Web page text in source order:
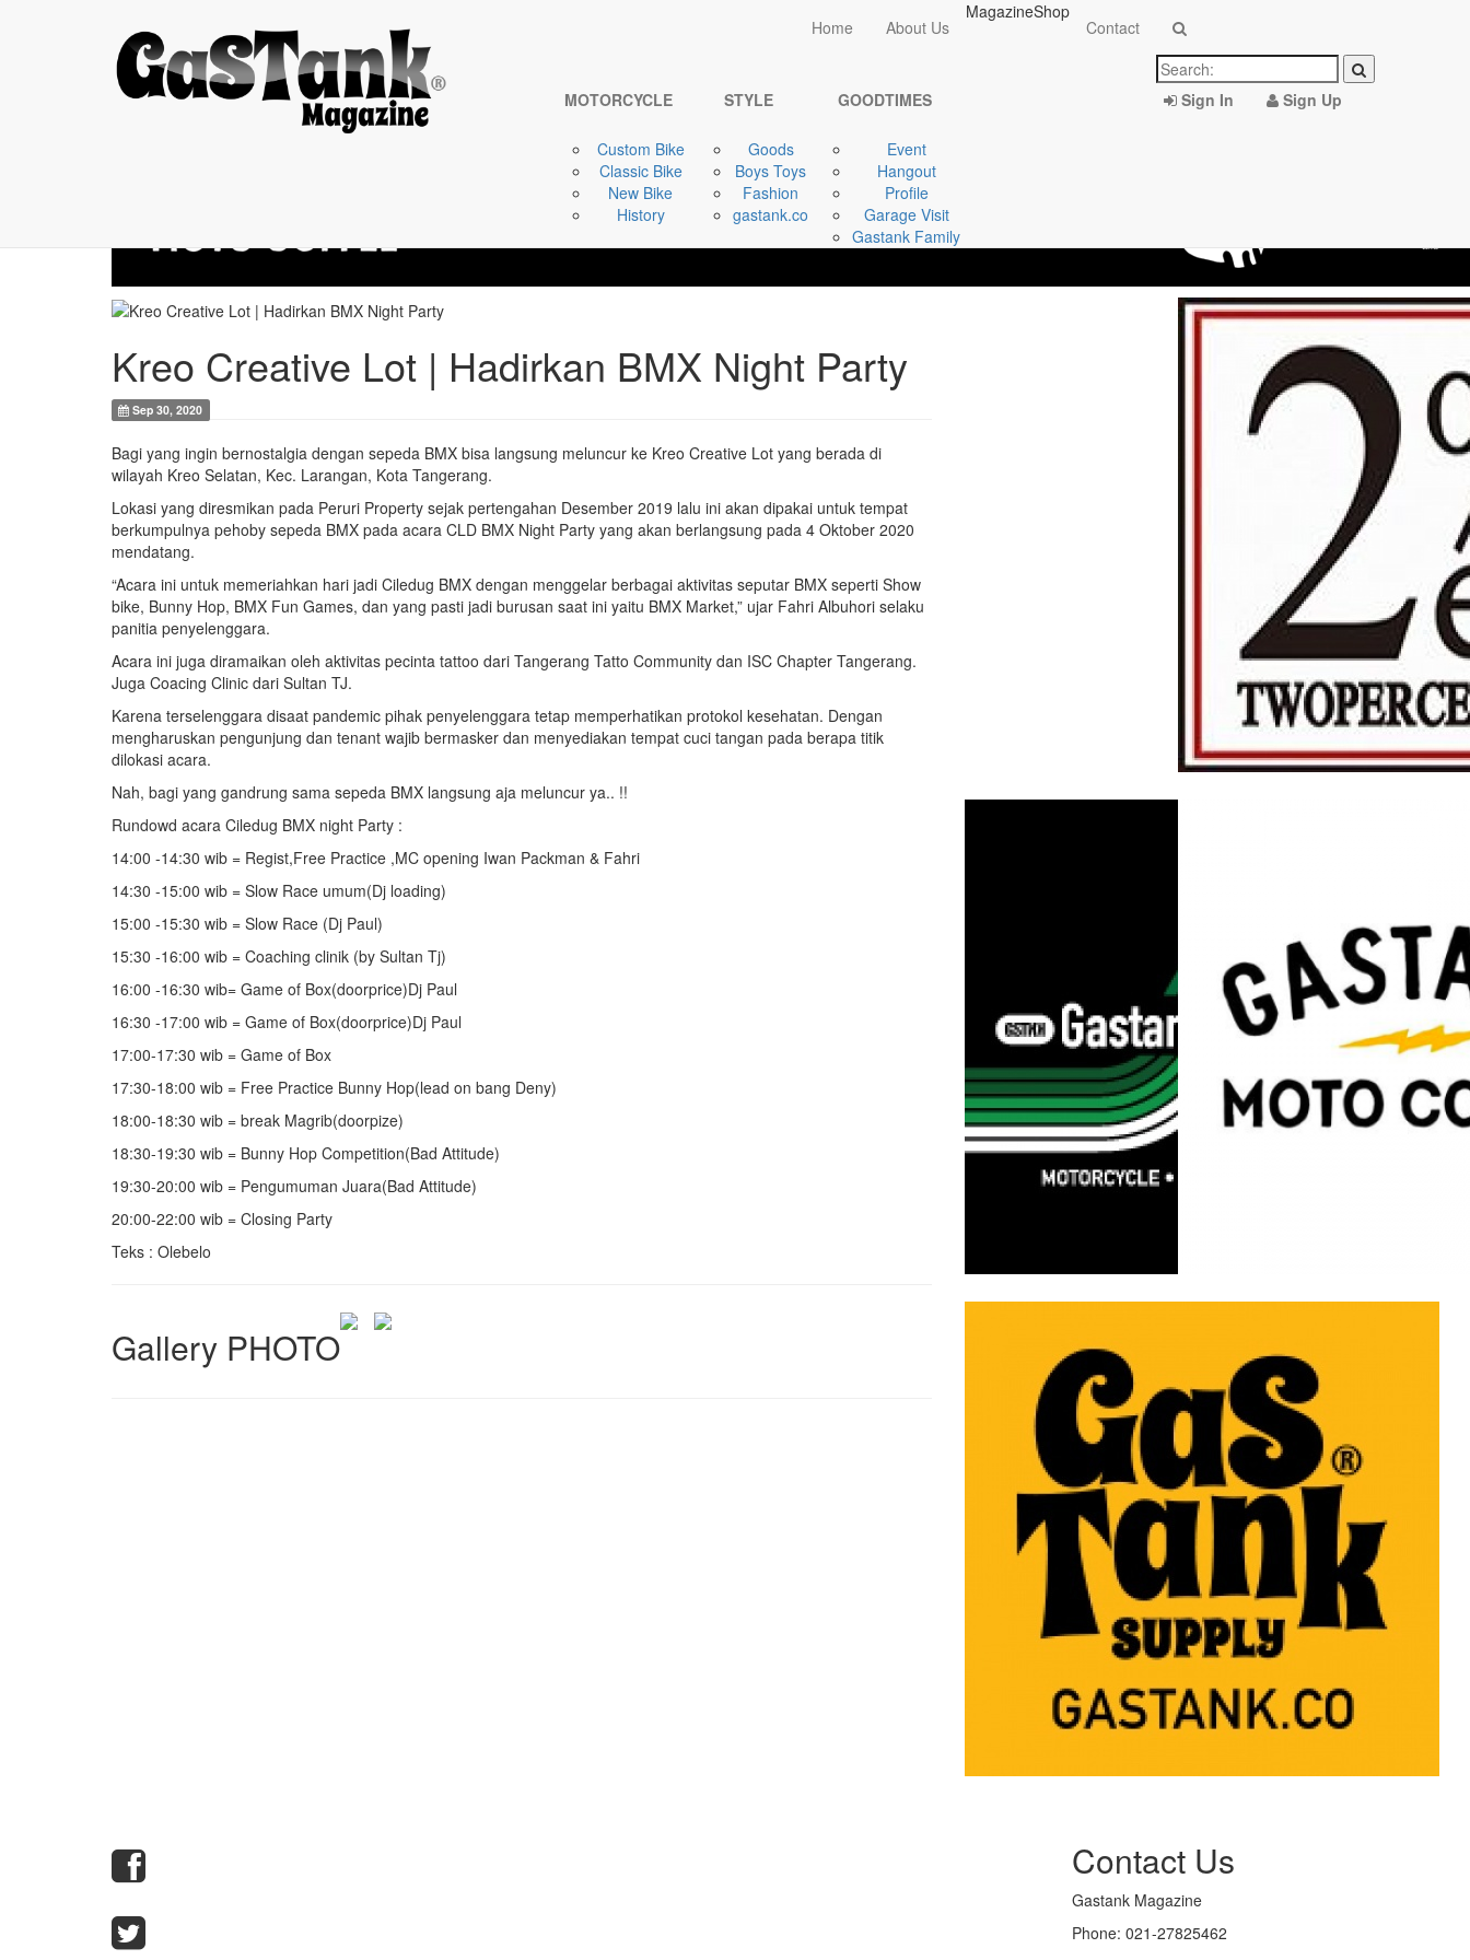
Home About Us
MagazineShop
Contact
MOTORCYCLE
Custom Bike
Classic Bike
New Bike
History
STYLE
Goods
Boys Toys
Fashion
gastank.co
GOODTIMES
Event
Hangout
Profile
Garage Visit
Gastank Family
Sign In Sign Up
Kreo Creative Lot |
Home
GOODTIMES
Kreo Creative Lot | Hadirkan BMX Night Party
Sep 30, 2020
Bagi yang ingin bernostalgia dengan sepeda BMX bisa langsung meluncur ke Kreo Creative Lot yang berada di
wilayah Kreo Selatan, Kec. Larangan, Kota Tangerang.
Lokasi yang diresmikan pada Peruri Property sejak pertengahan Desember 2019 lalu ini akan dipakai untuk tempat
berkumpulnya pehoby sepeda BMX pada acara CLD BMX Night Party yang akan berlangsung pada 4 Oktober 2020
mendatang.
“Acara ini untuk memeriahkan hari jadi Ciledug BMX dengan menggelar berbagai aktivitas seputar BMX seperti Show
bike, Bunny Hop, BMX Fun Games, dan yang pasti jadi burusan saat ini yaitu BMX Market,” ujar Fahri Albuhori selaku
panitia penyelenggara.
Acara ini juga diramaikan oleh aktivitas pecinta tattoo dari Tangerang Tatto Community dan ISC Chapter Tangerang.
Juga Coacing Clinic dari Sultan TJ.
Karena terselenggara disaat pandemic pihak penyelenggara tetap memperhatikan protokol kesehatan. Dengan
mengharuskan pengunjung dan tenant wajib bermasker dan menyediakan tempat cuci tangan pada berapa titik
dilokasi acara.
Nah, bagi yang gandrung sama sepeda BMX langsung aja meluncur ya.. !!
Rundowd acara Ciledug BMX night Party :
14:00 -14:30 wib = Regist,Free Practice ,MC opening Iwan Packman & Fahri
14:30 -15:00 wib = Slow Race umum(Dj loading)
15:00 -15:30 wib = Slow Race (Dj Paul)
15:30 -16:00 wib = Coaching clinik (by Sultan Tj)
16:00 -16:30 wib= Game of Box(doorprice)Dj Paul
16:30 -17:00 wib = Game of Box(doorprice)Dj Paul
17:00-17:30 wib = Game of Box
17:30-18:00 wib = Free Practice Bunny Hop(lead on bang Deny)
18:00-18:30 wib = break Magrib(doorpize)
18:30-19:30 wib = Bunny Hop Competition(Bad Attitude)
19:30-20:00 wib = Pengumuman Juara(Bad Attitude)
20:00-22:00 wib = Closing Party
Teks : Olebelo
Gallery PHOTO
Contact Us
Gastank Magazine
Phone: 021-27825462